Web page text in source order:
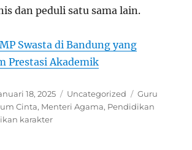
dan peduli satu sama lain.
Swasta di Bandung yang
Prestasi Akademik
18, 2025 Categories
Uncategorized Tags
Guru
Cinta, Menteri Agama, Pendidikan
karakter